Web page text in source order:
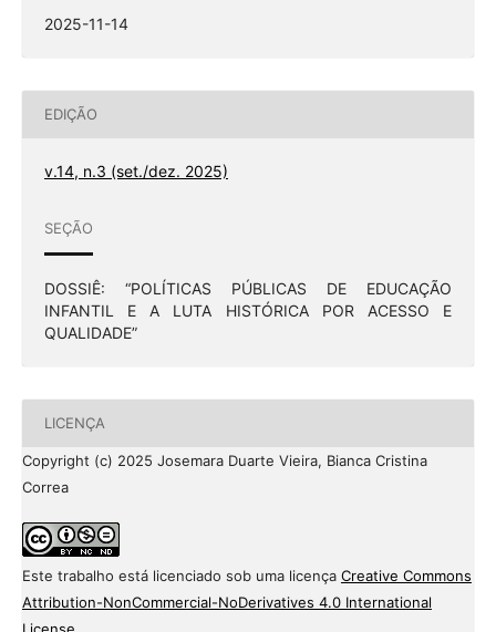
2025-11-14
EDIÇÃO
v.14, n.3 (set./dez. 2025)
SEÇÃO
DOSSIÊ: “POLÍTICAS PÚBLICAS DE EDUCAÇÃO
INFANTIL E A LUTA HISTÓRICA POR ACESSO E
QUALIDADE”
LICENÇA
Copyright (c) 2025 Josemara Duarte Vieira, Bianca Cristina
Correa
Este trabalho está licenciado sob uma licença Creative Commons
Attribution-NonCommercial-NoDerivatives 4.0 International